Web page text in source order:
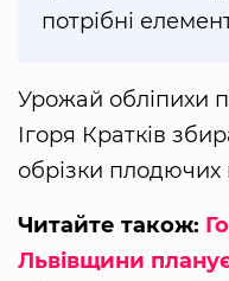
потрібні
Урожай обліпихи
Ігоря Кратків
обрізки плодючих
Читайте також:
Львівщини